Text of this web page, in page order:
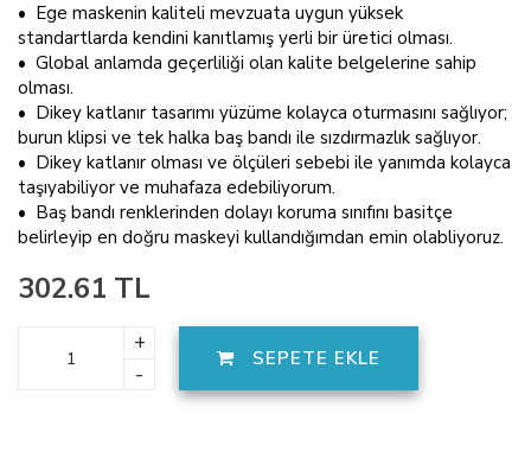
• Ege maskenin kaliteli mevzuata uygun yüksek
standartlarda kendini kanıtlamış yerli bir üretici olması.
• Global anlamda geçerliliği olan kalite belgelerine sahip
olması.
• Dikey katlanır tasarımı yüzüme kolayca oturmasını sağlıyor;
burun klipsi ve tek halka baş bandı ile sızdırmazlık sağlıyor.
• Dikey katlanır olması ve ölçüleri sebebi ile yanımda kolayca
taşıyabiliyor ve muhafaza edebiliyorum.
• Baş bandı renklerinden dolayı koruma sınıfını basitçe
belirleyip en doğru maskeyi kullandığımdan emin olabliyoruz.
302.61 TL
+
-
SEPETE EKLE